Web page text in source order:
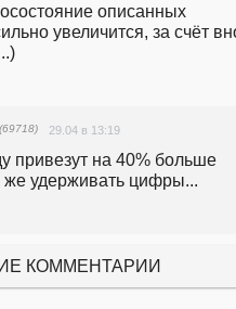
описанных
увеличится, за счёт
29.04 в 13:19
привезут на 40% больше
же удерживать цифры...
КОММЕНТАРИИ